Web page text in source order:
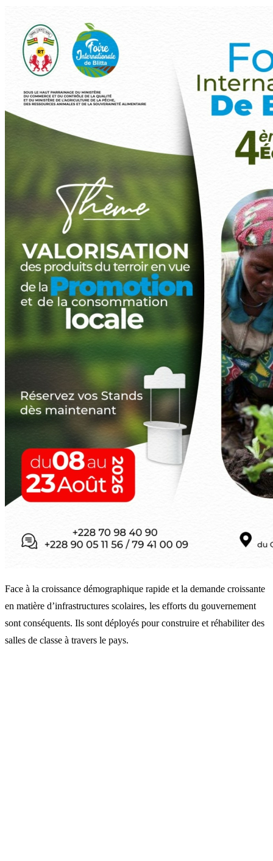
Face à la croissance démographique rapide et la demande croissante
en matière d’infrastructures scolaires, les efforts du gouvernement
sont conséquents. Ils sont déployés pour construire et réhabiliter des
salles de classe à travers le pays.